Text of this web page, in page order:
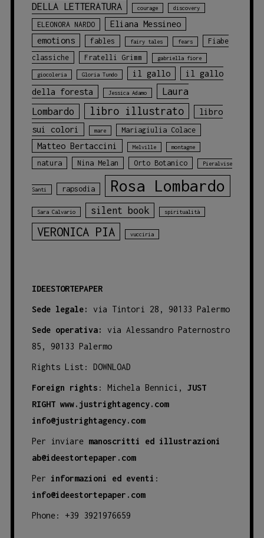
DELLA LETTERATURA
courage discovery
ELEONORA NARDO
Eliana Messineo
emotions
fables fairy tales fears
Fiabe
classiche
Fratelli Grimm gabriella fiore
giocoleria Gloria Tundo il gallo
il gallo
della foresta
Jessica Adamo
Laura
Lombardo
libro illustrato
libro
sui colori
mare Mariagiulia Colace
Matteo Bertaccini Melville montagne
natura Nina Melan Orto Botanico Pieralvise
Santi rapsodia Rosa Lombardo
Sara Calvario silent book spiritualità
VERONICA PIA vucciria
IDEESTORTEPAPER
Sede legale: via Tintori 28, 90133 Palermo
Sede operativa:
via Alessandro Paternostro
85, 90133 Palermo
Rights List: DOWNLOAD
Foreign rights : Michela Bennici, JUST
RIGHT www.justrightagency.com
info@justrightagency.com
Per inviare manoscritti ed illustrazioni
ab@ideestortepaper.com
Per informazioni ed eventi :
info@ideestortepaper.com
Phone: +39 3921976659